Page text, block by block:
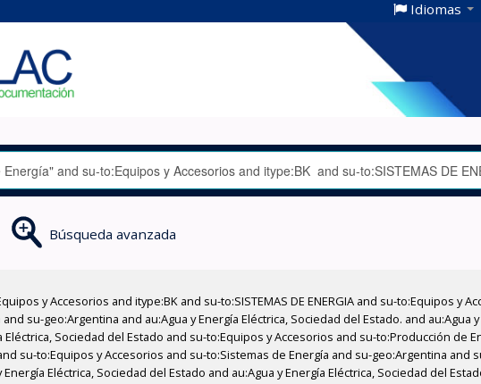
Idiomas
Búsqueda avanzada
y Accesorios and itype:BK and su-to:SISTEMAS DE ENERGIA and su-to:Equipos y
su-geo:Argentina and au:Agua y Energía Eléctrica, Sociedad del Estado. and au:Agua
Sociedad del Estado and su-to:Equipos y Accesorios and su-to:Producción de
su-to:Equipos y Accesorios and su-to:Sistemas de Energía and su-geo:Argentina and
Eléctrica, Sociedad del Estado and au:Agua y Energía Eléctrica, Sociedad del